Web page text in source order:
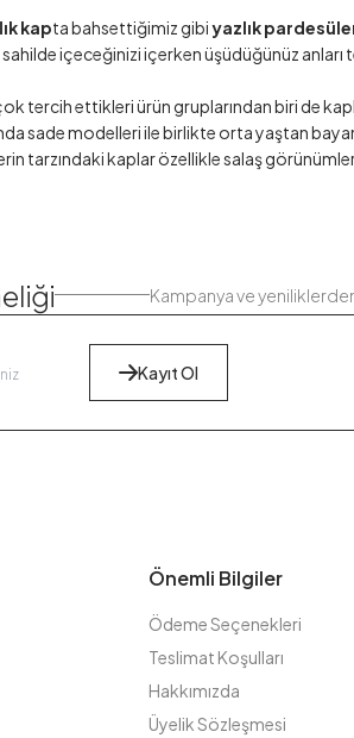
kapta bahsettiğimiz gibiyazlık
içeceğinizi içerken üşüdüğünüz
tercih ettikleri ürün gruplarından biri de
sade modelleri ile birlikte orta yaştan
tarzındaki kaplar özellikle salaş
Kampanya ve
Kayıt Ol
Önemli Bilgiler
Ödeme Seçenekleri
Teslimat Koşulları
Hakkımızda
Üyelik Sözleşmesi